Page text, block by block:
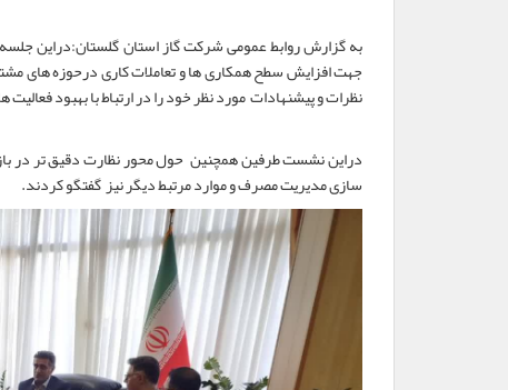
به گزارش روابط عمومی شرکت گاز استان گلستان:دراین
جهت افزایش سطح همکاری ها و تعاملات کاری درحوزه های
نظرات و پیشنهادات مورد نظر خود را در ارتباط با بهبود فعالیت
دراین نشست طرفین همچنین حول محور نظارت دقیق تر در
سازی مدیریت مصرف و موارد مرتبط دیگر نیز گفتگو کردند.